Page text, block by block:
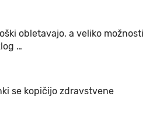
obletavajo, a veliko možnosti
…
se kopičijo zdravstvene